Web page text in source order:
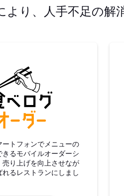
より、人手不足の解
ートフォンでメニューの
るモバイルオーダーシ
売り上げを向上させなが
れるレストランにしまし